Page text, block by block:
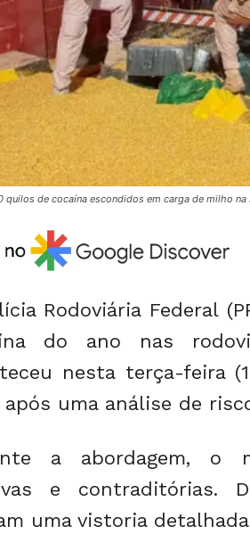
quilos de cocaína escondidos em carga de milho
Rodoviária Federal
do ano nas
nesta terça-feira
após uma análise de
a abordagem, o
e contraditórias.
uma vistoria